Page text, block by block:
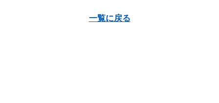
一覧に戻る